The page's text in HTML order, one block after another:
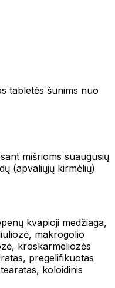
tabletės šunims nuo
mišrioms suaugusių
(apvaliųjų kirmėlių)
kvapioji medžiaga,
makrogolio
kroskarmeliozės
pregelifikuotas
koloidinis